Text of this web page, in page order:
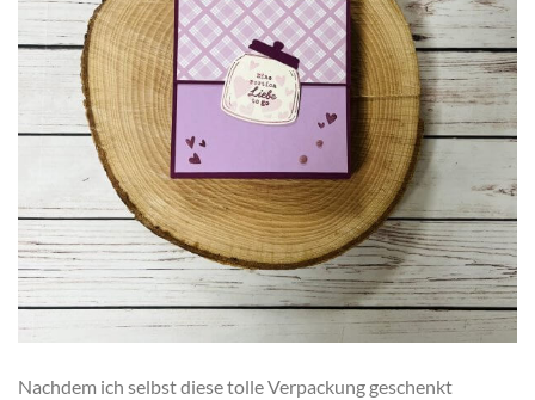
Nachdem ich selbst diese tolle Verpackung geschenkt